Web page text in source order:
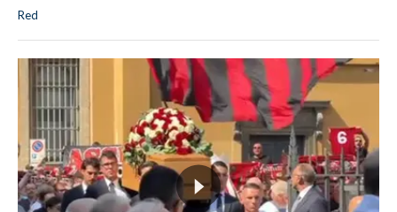
Red